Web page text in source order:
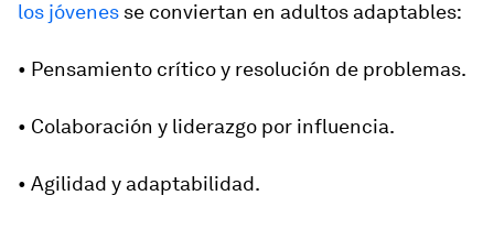
los jóvenes se conviertan en adultos adaptables:
• Pensamiento crítico y resolución de problemas.
• Colaboración y liderazgo por influencia.
• Agilidad y adaptabilidad.